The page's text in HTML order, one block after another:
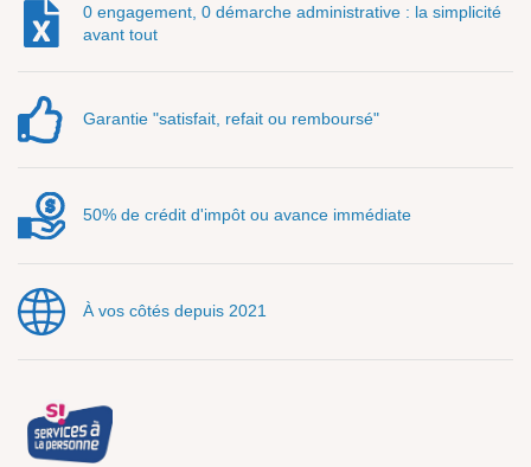
0 engagement, 0 démarche administrative : la simplicité
avant tout
Garantie "satisfait, refait ou remboursé"
50% de crédit d'impôt ou avance immédiate
À vos côtés depuis 2021